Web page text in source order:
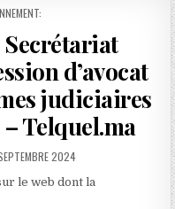
d’avocat
judiciaires
Telquel.ma
2024
le web dont la